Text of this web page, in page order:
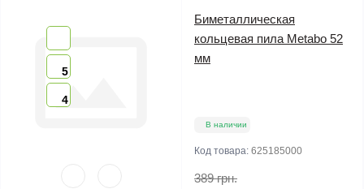
5
4
Биметаллическая
кольцевая пила Metabo 52
мм
В наличии
Код товара: 625185000
389 грн.